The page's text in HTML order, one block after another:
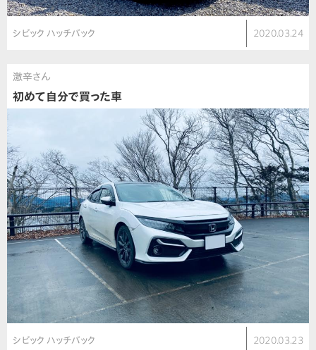
シビック ハッチバック 2020.03.24
激辛さん
初めて自分で買った車
シビック ハッチバック 2020.03.23